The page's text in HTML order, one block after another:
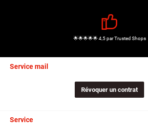
🌟🌟🌟🌟🌟 4,5 par Trusted Shops
Service mail
Révoquer un contrat
Service